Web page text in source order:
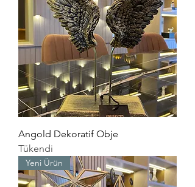
Angold Dekoratif Obje
Tükendi
Yeni Ürün